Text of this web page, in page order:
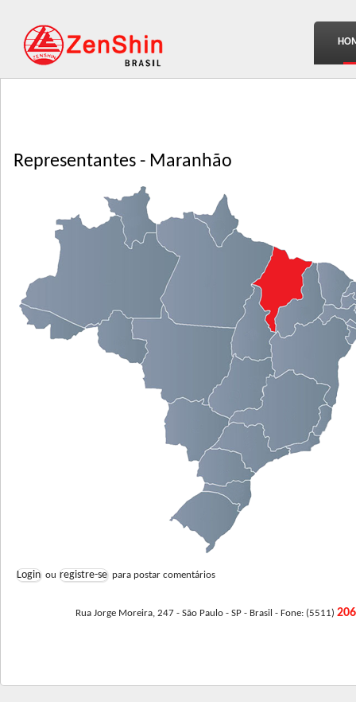
Representantes - Maranhão
Login ou registre-se para postar comentários
Rua Jorge Moreira, 247 - São Paulo - SP - Brasil - Fone: (5511)